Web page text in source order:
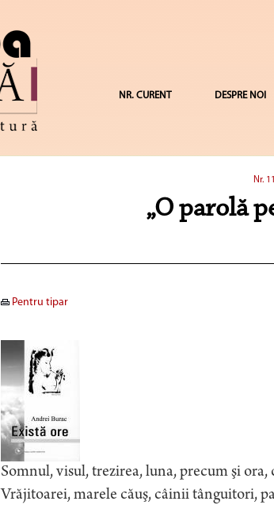
NR. CURENT DESPRE NOI
Nr.
„O parolă
Pentru tipar
Somnul, visul, trezirea, luna, precum şi
Vrăjitoarei, marele căuş, câinii tânguitori,